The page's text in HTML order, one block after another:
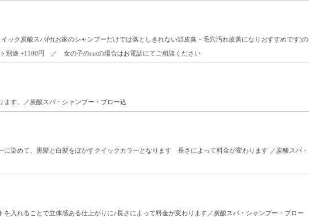
ク炭酸スパ付(お家のシャンプーだけでは落としきれない頭皮臭・毛穴汚れ改善になりおすすめです)の
別途 +1100円 ／ 女の子のcutの場合はお電話にてご相談ください
す。／炭酸スパ・シャンプー・ブロー込
染めて、黒髪と白髪をぼかすクイックカラーとなります 長さによって料金が変わります ／炭酸スパ・
入れることで立体感ある仕上がりに♪長さによって料金が変わります／炭酸スパ・シャンプー・ブロー